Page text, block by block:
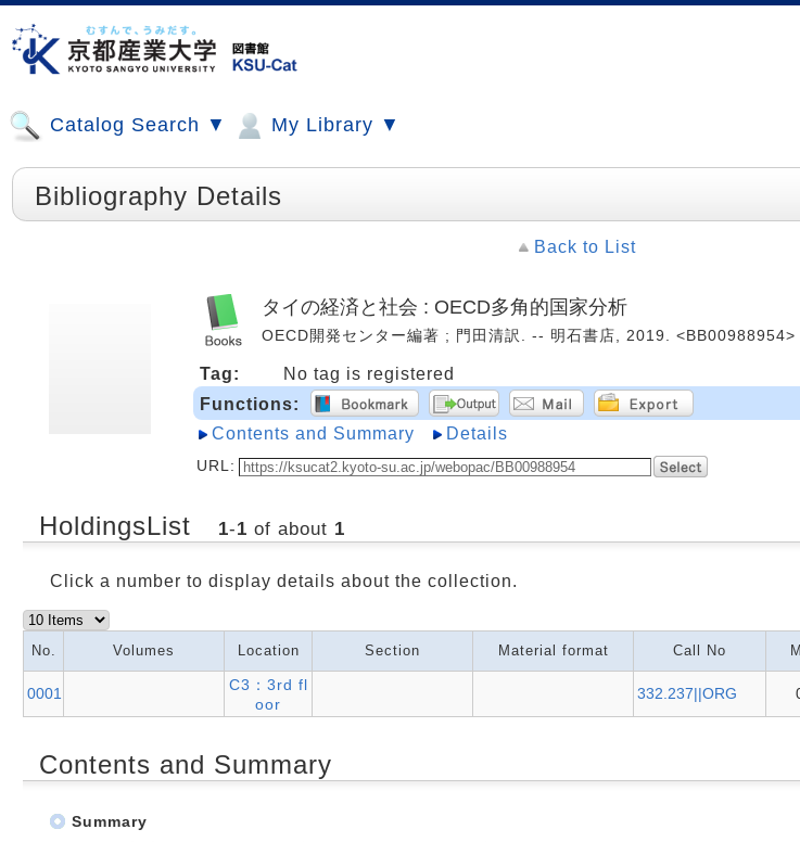
Catalog Search ▼ My Library ▼
Bibliography Details
Back to List
タイの経済と社会 : OECD多角的国家分析
OECD開発センター編著 ; 門田清訳. -- 明石書店, 2019. <BB00988954>
Tag:
No tag is registered
Functions:
Contents and Summary
Details
URL:
HoldingsList 1-1 of about 1
Click a number to display details about the collection.
No. Volumes Location Section Material format Call No
0001
C3：3rd fl
oor
332.237||ORG
Contents and Summary
Summary